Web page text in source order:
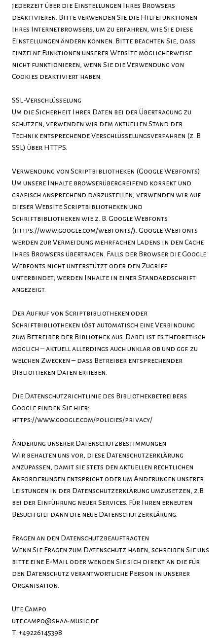
jederzeit über die Einstellungen Ihres Browsers
deaktivieren. Bitte verwenden Sie die Hilfefunktionen
Ihres Internetbrowsers, um zu erfahren, wie Sie diese
Einstellungen ändern können. Bitte beachten Sie, dass
einzelne Funktionen unserer Website möglicherweise
nicht funktionieren, wenn Sie die Verwendung von
Cookies deaktiviert haben.
SSL-Verschlüsselung
Um die Sicherheit Ihrer Daten bei der Übertragung zu
schützen, verwenden wir dem aktuellen Stand der
Technik entsprechende Verschlüsselungsverfahren (z. B.
SSL) über HTTPS.
Verwendung von Scriptbibliotheken (Google Webfonts)
Um unsere Inhalte browserübergreifend korrekt und
grafisch ansprechend darzustellen, verwenden wir auf
dieser Website Scriptbibliotheken und
Schriftbibliotheken wie z. B. Google Webfonts
(https://www.google.com/webfonts/). Google Webfonts
werden zur Vermeidung mehrfachen Ladens in den Cache
Ihres Browsers übertragen. Falls der Browser die Google
Webfonts nicht unterstützt oder den Zugriff
unterbindet, werden Inhalte in einer Standardschrift
angezeigt.
Der Aufruf von Scriptbibliotheken oder
Schriftbibliotheken löst automatisch eine Verbindung
zum Betreiber der Bibliothek aus. Dabei ist es theoretisch
möglich – aktuell allerdings auch unklar ob und ggf. zu
welchen Zwecken – dass Betreiber entsprechender
Bibliotheken Daten erheben.
Die Datenschutzrichtlinie des Bibliothekbetreibers
Google finden Sie hier:
https://www.google.com/policies/privacy/
Änderung unserer Datenschutzbestimmungen
Wir behalten uns vor, diese Datenschutzerklärung
anzupassen, damit sie stets den aktuellen rechtlichen
Anforderungen entspricht oder um Änderungen unserer
Leistungen in der Datenschutzerklärung umzusetzen, z.B.
bei der Einführung neuer Services. Für Ihren erneuten
Besuch gilt dann die neue Datenschutzerklärung.
Fragen an den Datenschutzbeauftragten
Wenn Sie Fragen zum Datenschutz haben, schreiben Sie uns
bitte eine E-Mail oder wenden Sie sich direkt an die für
den Datenschutz verantwortliche Person in unserer
Organisation:
Ute Campo
ute.campo@shaa-music.de
T. +49226145398